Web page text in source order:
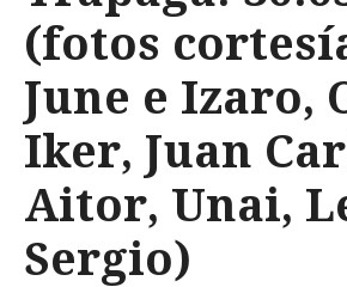
(fotos
June e Izaro,
Iker, Juan
Aitor, Unai,
Sergio)